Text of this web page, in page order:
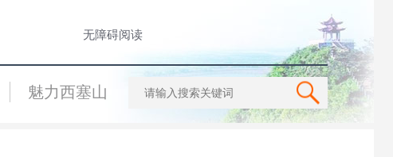
无障碍阅读
魅力西塞山